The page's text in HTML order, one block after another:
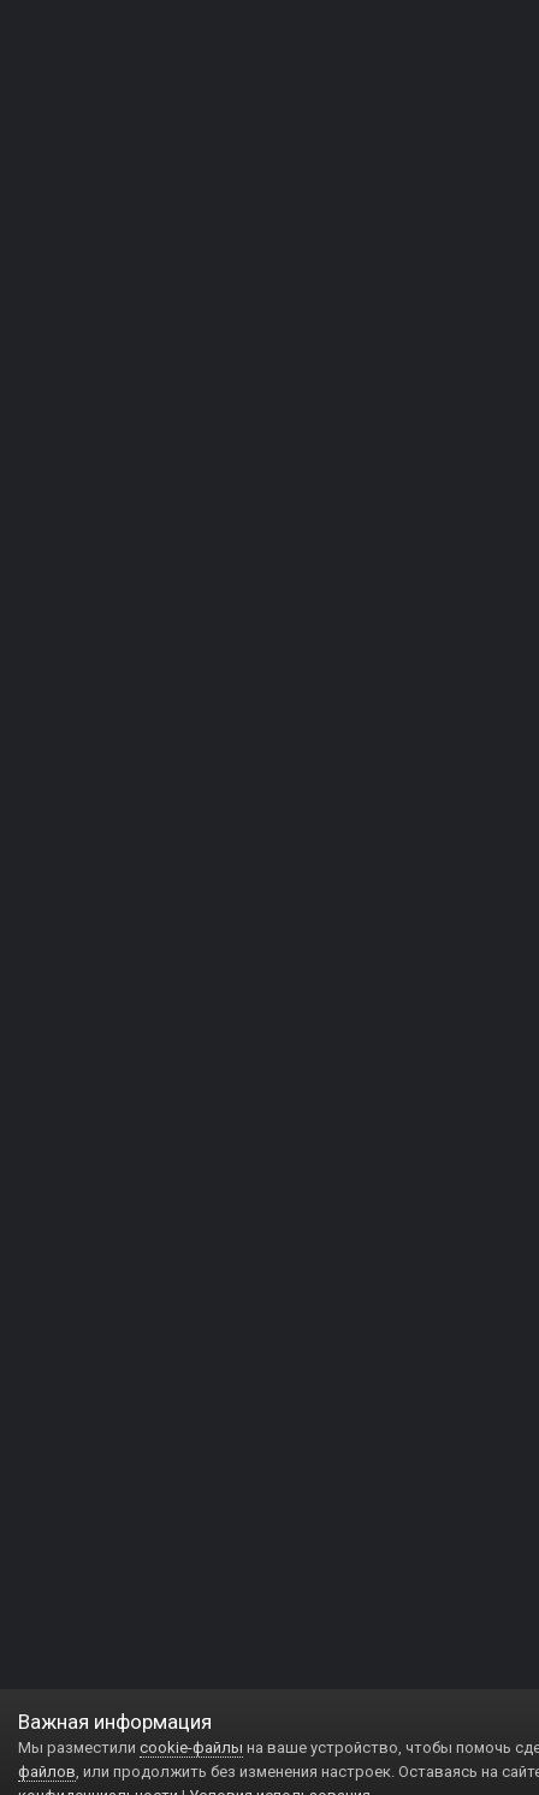
Важная информация
Мы разместили cookie-файлы на ваше устройство, чтобы помочь
файлов, или продолжить без изменения настроек. Оставаясь на